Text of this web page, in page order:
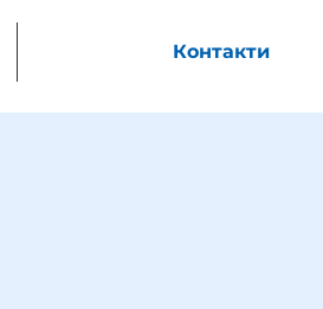
Контакти